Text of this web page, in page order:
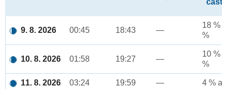
část
9. 8. 2026 00:45 18:43 —
18 %
%
10. 8. 2026 01:58 19:27 —
10 %
%
11. 8. 2026 03:24 19:59 — 4 %